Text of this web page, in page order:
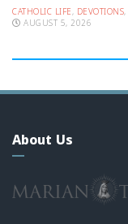
CATHOLIC LIFE, DEVOTIONS,
AUGUST 5, 2026
About Us